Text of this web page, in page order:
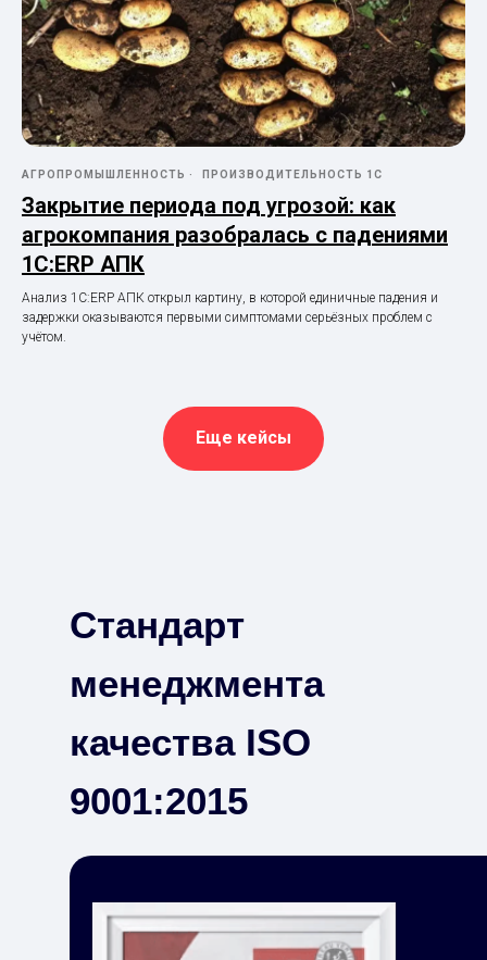
АГРОПРОМЫШЛЕННОСТЬ ПРОИЗВОДИТЕЛЬНОСТЬ 1С
Закрытие периода под угрозой: как
агрокомпания разобралась с падениями
1С:ERP АПК
Анализ 1С:ERP АПК открыл картину, в которой единичные падения и
задержки оказываются первыми симптомами серьёзных проблем с
учётом.
Еще кейсы
Стандарт
менеджмента
качества ISO
9001:2015